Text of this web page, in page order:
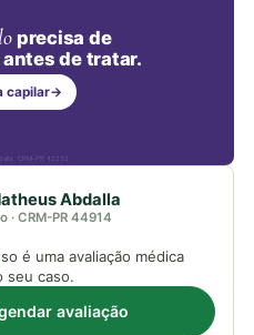
precisa de
de tratar.
capilar→
CRM-PR 42232
Abdalla
· CRM-PR 44914
é uma avaliação médica
seu caso.
avaliação